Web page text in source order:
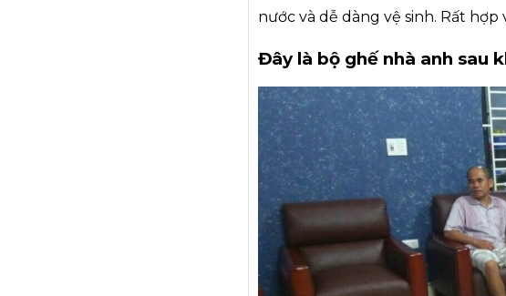
nước và dễ dàng vệ sinh. Rất hợp
Đây là bộ ghế nhà anh sau